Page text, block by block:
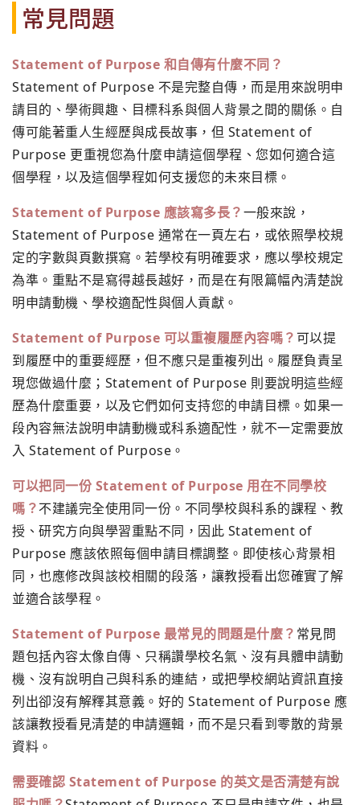
常見問題
Statement of Purpose 和自傳有什麼不同？
Statement of Purpose 不是完整自傳，而是用來說明申
請目的、學術興趣、目標科系與個人背景之間的關係。自
傳可能著重人生經歷與成長故事，但 Statement of
Purpose 更重視您為什麼申請這個學程、您如何適合這
個學程，以及這個學程如何支援您的未來目標。
Statement of Purpose 應該寫多長？一般來說，
Statement of Purpose 通常在一頁左右，或依照學校規
定的字數與頁數撰寫。若學校有明確要求，應以學校規定
為準。重點不是寫得越長越好，而是在有限篇幅內清楚說
明申請動機、學校適配性與個人貢獻。
Statement of Purpose 可以重複履歷內容嗎？可以提
到履歷中的重要經歷，但不應只是重複列出。履歷負責呈
現您做過什麼；Statement of Purpose 則要說明這些經
歷為什麼重要，以及它們如何支持您的申請目標。如果一
段內容無法說明申請動機或科系適配性，就不一定需要放
入 Statement of Purpose。
可以把同一份 Statement of Purpose 用在不同學校
嗎？不建議完全使用同一份。不同學校與科系的課程、教
授、研究方向與學習重點不同，因此 Statement of
Purpose 應該依照每個申請目標調整。即使核心背景相
同，也應修改與該校相關的段落，讓教授看出您確實了解
並適合該學程。
Statement of Purpose 最常見的問題是什麼？ 常見問
題包括內容太像自傳、只稱讚學校名氣、沒有具體申請動
機、沒有說明自己與科系的連結，或把學校網站資訊直接
列出卻沒有解釋其意義。好的 Statement of Purpose 應
該讓教授看見清楚的申請邏輯，而不是只看到零散的背景
資料。
需要確認 Statement of Purpose 的英文是否清楚有說